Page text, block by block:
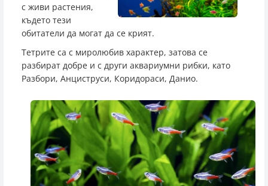
с живи растения,
където тези
обитатели да могат да се крият.
Тетрите са с миролюбив характер, затова се
разбират добре и с други аквариумни рибки, като
Разбори, Анциструси, Коридораси, Данио.